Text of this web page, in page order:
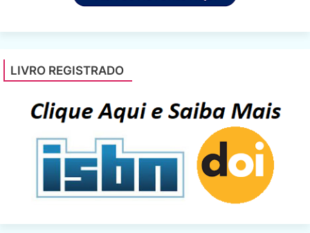
LIVRO REGISTRADO